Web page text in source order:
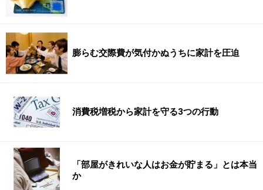
膨らむ交際費が気付かぬうちに家計を圧迫
消費税増税から家計を守る3つの行動
「部屋がきれいな人はお金が貯まる」とは本当
か